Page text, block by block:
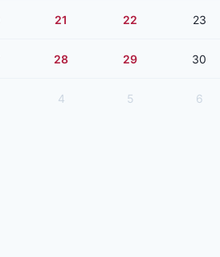
21 22 23
28 29 30
4 5 6